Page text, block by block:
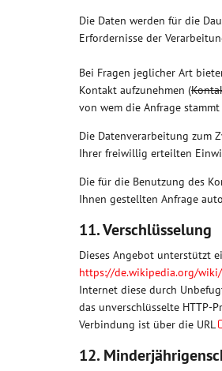
Die Daten werden für die
Erfordernisse der
Bei Fragen jeglicher Art
Kontakt aufzunehmen (
von wem die Anfrage
Die Datenverarbeitung zum
Ihrer freiwillig erteilten
Die für die Benutzung des
Ihnen gestellten Anfrage
11. Verschlüsselung
Dieses Angebot unterstützt
https://de.wikipedia.org/wiki/
Internet diese durch
das unverschlüsselte HTTP-
Verbindung ist über die URL
12.